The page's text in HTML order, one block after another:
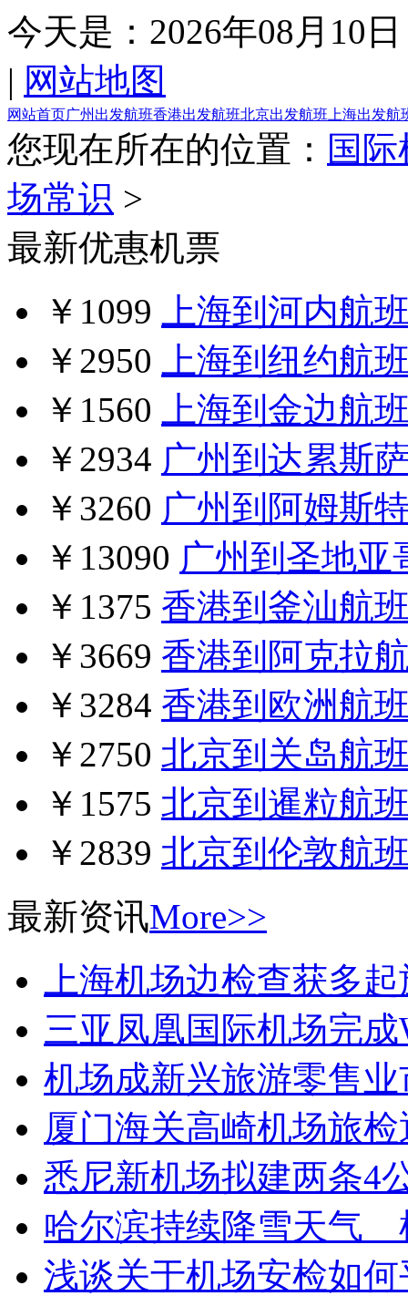
今天是： 2026年08月10日
| 网站地图
网站首页广州出发航班香港出发航班北京出发航班 上海出发航
您现在所在的位置： 国
场常识 >
最新优惠机票
￥1099
上海到河内航
￥2950
上海到纽约航
￥1560
上海到金边航
￥2934 广州到达累斯
￥3260 广州到阿姆斯
￥13090 广州到圣地亚
￥1375 香港到釜汕航
￥3669 香港到阿克拉
￥3284 香港到欧洲航
￥2750 北京到关岛航
￥1575 北京到暹粒航
￥2839 北京到伦敦航
最新资讯More>>
上海机场边检查获多
三亚凤凰国际机场完
机场成新兴旅游零售
厦门海关高崎机场旅
悉尼新机场拟建两条4
哈尔滨持续降雪天气
浅谈关于机场安检如